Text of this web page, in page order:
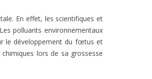
En effet, les scientifiques et
polluants environnementaux
le développement du fœtus et
lors de sa grossesse